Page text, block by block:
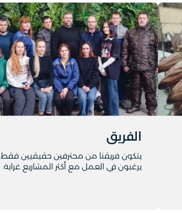
الفريق
يتكون فريقنا من محترفين حقيقيين فقط
يرغبون في العمل مع أكثر المشاريع غرابة.